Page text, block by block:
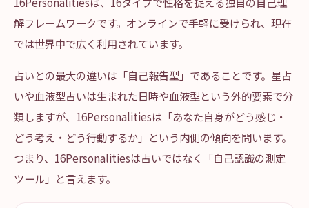
解フレームワークです。オンラインで手軽に受けられ、現在
では世界中で広く利用されています。
占いとの最大の違いは「自己報告型」であることです。星占
いや血液型占いは生まれた日時や血液型という外的要素で分
類しますが、16Personalitiesは「あなた自身がどう感じ・
どう考え・どう行動するか」という内側の傾向を問います。
つまり、16Personalitiesは占いではなく「自己認識の測定
ツール」と言えます。